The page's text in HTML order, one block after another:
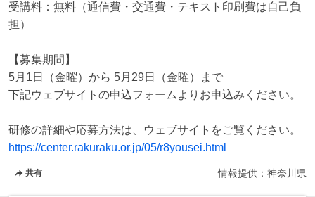
受講料：無料（通信費・交通費・テキスト印刷費は自己負
担）
【募集期間】
5月1日（金曜）から 5月29日（金曜）まで
下記ウェブサイトの申込フォームよりお申込みください。
https://center.rakuraku.or.jp/05/r8yousei.html
共有 情報提供： 神奈川県